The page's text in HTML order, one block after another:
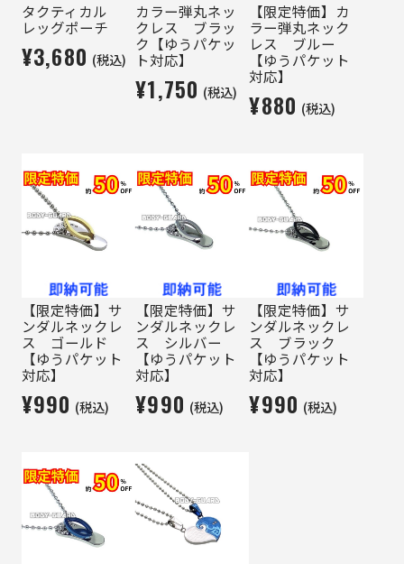
タクティカル
レッグポーチ
¥3,680 (税込)
カラー弾丸ネッ
クレス ブラッ
ク【ゆうパケッ
ト対応】
¥1,750 (税込)
【限定特価】カ
ラー弾丸ネック
レス ブルー
【ゆうパケット
対応】
¥880 (税込)
【限定特価】サ
ンダルネックレ
ス ゴールド
【ゆうパケット
対応】
¥990 (税込)
【限定特価】サ
ンダルネックレ
ス シルバー
【ゆうパケット
対応】
¥990 (税込)
【限定特価】サ
ンダルネックレ
ス ブラック
【ゆうパケット
対応】
¥990 (税込)